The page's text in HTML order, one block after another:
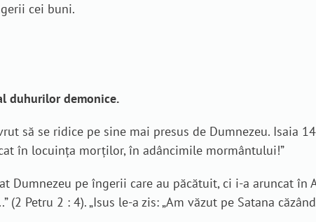
cei buni.
duhurilor demonice.
să se ridice pe sine mai presus de Dumnezeu. Isaia
în locuinţa morţilor, în adâncimile mormântului!”
Dumnezeu pe îngerii care au păcătuit, ci i-a aruncat în
Petru 2 : 4). „Isus le-a zis: „Am văzut pe Satana